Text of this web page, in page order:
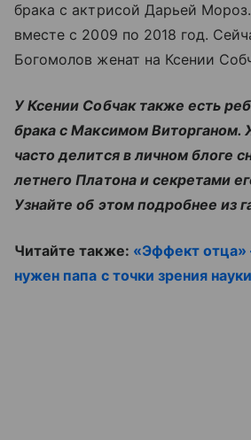
брака с актрисой Дарьей
вместе с 2009 по 2018 год.
Богомолов женат на Ксении
У Ксении Собчак также есть
брака с Максимом Виторганом.
часто делится в личном блоге
летнего Платона и секретами
Узнайте об этом подробнее из
Читайте также: «Эффект отца»
нужен папа с точки зрения науки